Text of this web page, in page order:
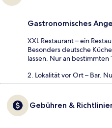
Gastronomisches
XXL Restaurant – ein
Besonders deutsche
lassen. Nur an
2. Lokalität vor Ort – Bar.
Gebühren &